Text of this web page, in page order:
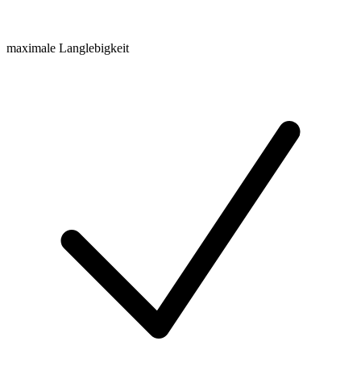
maximale Langlebigkeit